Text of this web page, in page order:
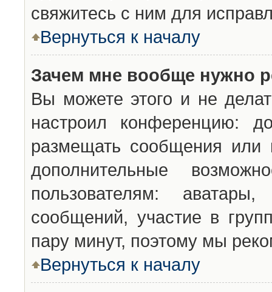
свяжитесь с ним для
Вернуться к началу
Зачем мне вообще нужно
Вы можете этого и не
настроил конференцию:
размещать сообщения или
дополнительные
пользователям:
сообщений, участие в
пару минут, поэтому мы
Вернуться к началу